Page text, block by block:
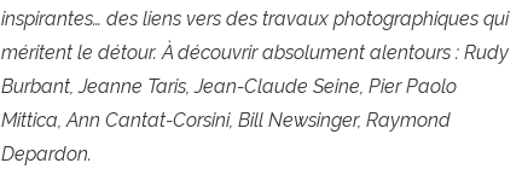
inspirantes… des liens vers des travaux photographiques qui
méritent le détour. À découvrir absolument alentours : Rudy
Burbant, Jeanne Taris, Jean-Claude Seine, Pier Paolo
Mittica, Ann Cantat-Corsini, Bill Newsinger, Raymond
Depardon.